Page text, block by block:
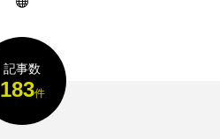
記事数
183件